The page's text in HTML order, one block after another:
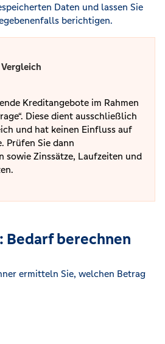
Daten und lassen Sie
berichtigen.
Kreditangebote im Rahmen
Diese dient ausschließlich
und hat keinen Einfluss auf
Prüfen Sie dann
sowie Zinssätze, Laufzeiten und
berechnen
ermitteln Sie, welchen Betrag